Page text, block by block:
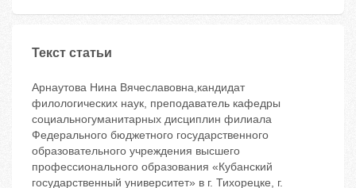
Текст статьи
Арнаутова Нина Вячеславовна,кандидат
филологических наук, преподаватель кафедры
социальногуманитарных дисциплин филиала
Федерального бюджетного государственного
образовательного учреждения высшего
профессионального образования «Кубанский
государственный университет» в г. Тихорецке, г.